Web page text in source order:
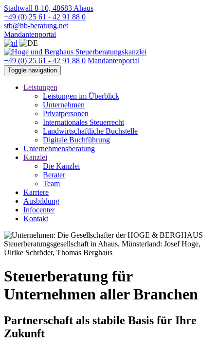
Stadtwall 8-10, 48683 Ahaus
+49 (0) 25 61 - 42 91 88 0
stb@hb-beratung.net
Mandantenportal
+49 (0) 25 61 - 42 91 88 0 Mandantenportal
Toggle navigation
Leistungen
Leistungen im Überblick
Unternehmen
Privatpersonen
Internationales Steuerrecht
Landwirtschaftliche Buchstelle
Digitale Buchführung
Unternehmensberatung
Kanzlei
Die Kanzlei
Berater
Team
Karriere
Ausbildung
Infocenter
Kontakt
Steuerberatung für
Unternehmen aller Branchen
Partnerschaft als stabile Basis für Ihre
Zukunft